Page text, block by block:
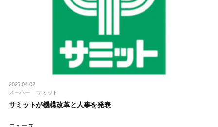
2026.04.02
スーパー
サミット
サミットが機構改革と人事を発表